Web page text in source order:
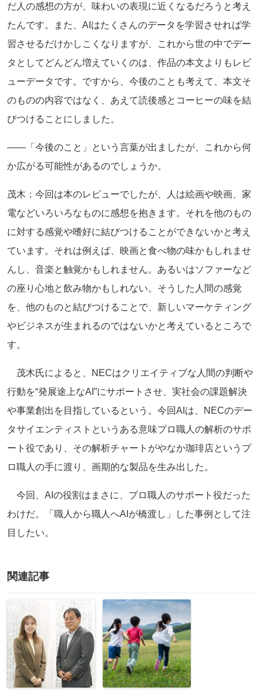
だ人の感想の方が、味わいの表現に近くなるだろうと考え
たんです。また、AIはたくさんのデータを学習させれば学
習させるだけかしこくなりますが、これから世の中でデー
タとしてどんどん増えていくのは、作品の本文よりもレビ
ューデータです。ですから、今後のことも考えて、本文そ
のものの内容ではなく、あえて読後感とコーヒーの味を結
びつけることにしました。
――「今後のこと」という言葉が出ましたが、これから何
か広がる可能性があるのでしょうか。
茂木：今回は本のレビューでしたが、人は絵画や映画、家
電などいろいろなものに感想を抱きます。それを他のもの
に対する感覚や嗜好に結びつけることができないかと考え
ています。それは例えば、映画と食べ物の味かもしれませ
んし、音楽と触覚かもしれません。あるいはソファーなど
の座り心地と飲み物かもしれない。そうした人間の感覚
を、他のものと結びつけることで、新しいマーケティング
やビジネスが生まれるのではないかと考えているところで
す。
茂木氏によると、NECはクリエイティブな人間の判断や
行動を“発展途上なAI”にサポートさせ、実社会の課題解決
や事業創出を目指しているという。今回AIは、NECのデー
タサイエンティストというある意味プロ職人の解析のサポ
ート役であり、その解析チャートがやなか珈琲店というプ
ロ職人の手に渡り、画期的な製品を生み出した。
今回、AIの役割はまさに、プロ職人のサポート役だった
わけだ。「職人から職人へAIが橋渡し」した事例として注
目したい。
関連記事